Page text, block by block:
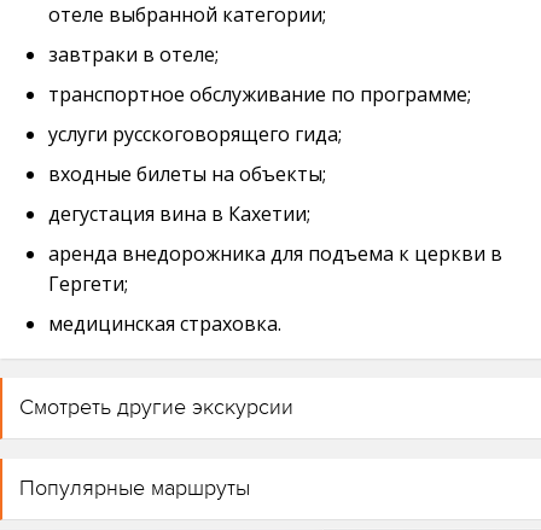
отеле выбранной категории;
завтраки в отеле;
транспортное обслуживание по программе;
услуги русскоговорящего гида;
входные билеты на объекты;
дегустация вина в Кахетии;
аренда внедорожника для подъема к церкви в
Гергети;
медицинская страховка.
Смотреть другие экскурсии
Популярные маршруты